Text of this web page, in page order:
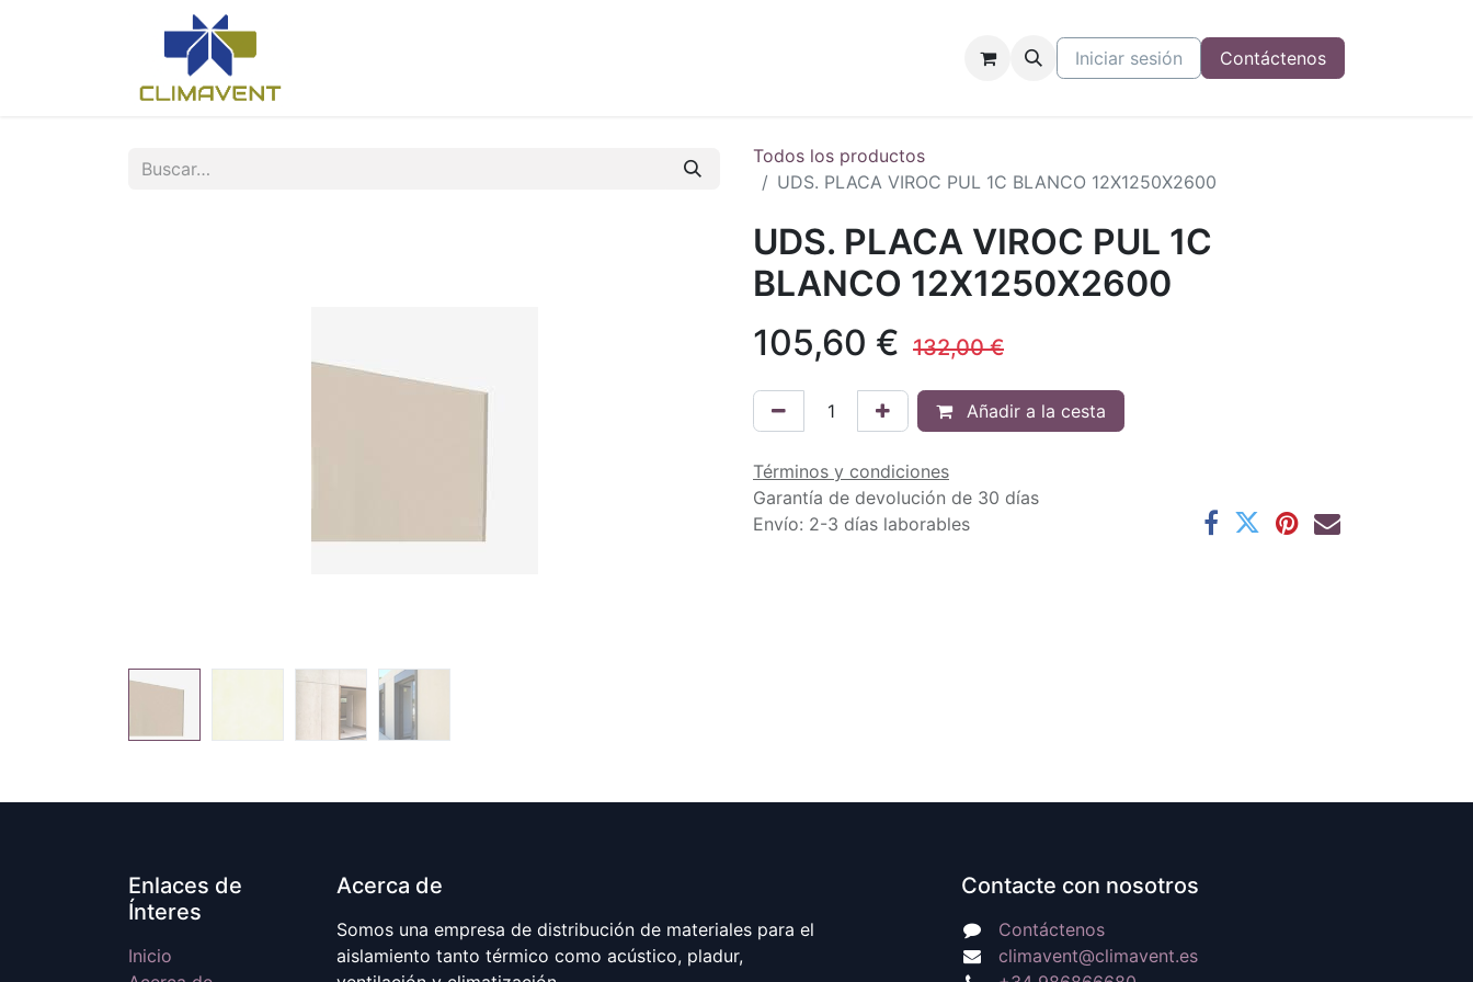
Iniciar sesión Contáctenos
Todos los productos
UDS. PLACA VIROC PUL 1C BLANCO 12X1250X2600
UDS. PLACA VIROC PUL 1C
BLANCO 12X1250X2600
105,60 € 132,00€
Añadir a la cesta
Términos y condiciones
Garantía de devolución de 30 días
Envío: 2-3 días laborables
Enlaces de
Ínteres
Inicio
Acerca de
Somos una empresa de distribución de materiales para el
aislamiento tanto térmico como acústico, pladur,
Contacte con nosotros
Contáctenos
climavent@climavent.es